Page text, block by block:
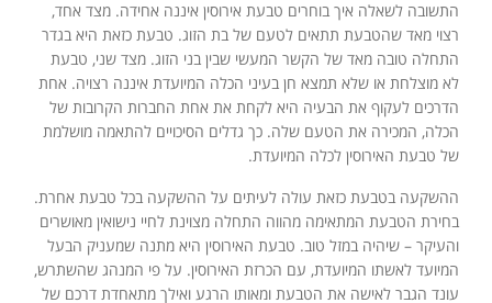
התשובה לשאלה איך בוחרים טבעת אירוסין איננה אחידה. מצד אחד,
רצוי מאד שהטבעת תתאים לטעם של בת הזוג. טבעת כזאת היא בגדר
התחלה טובה מאד של הקשר המעשי שבין בני הזוג. מצד שני, טבעת
לא מוצלחת או שלא תמצא חן בעיני הכלה המיועדת איננה רצויה. אחת
הדרכים לעקוף את הבעיה היא לקחת את אחת החברות הקרובות של
הכלה, המכירה את הטעם שלה. כך גדלים הסיכויים להתאמה מושלמת
של טבעת האירוסין לכלה המיועדת.
ההשקעה בטבעת כזאת עולה לעיתים על ההשקעה בכל טבעת אחרת.
בחירת הטבעת המתאימה מהווה התחלה מצוינת לחיי נישואין מאושרים
והעיקר – שיהיה במזל טוב. טבעת האירוסין היא מתנה שמעניק הבעל
המיועד לאשתו המיועדת, עם הכרזת האירוסין. על פי המנהג שהשתרש,
עונד הגבר לאישה את הטבעת ומאותו הרגע ואילך מתאחדת דרכם של